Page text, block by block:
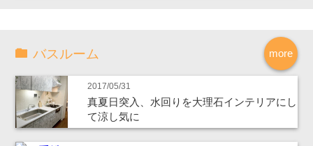
more
バスルーム
2017/05/31
真夏日突入、水回りを大理石インテリアにし
て涼し気に